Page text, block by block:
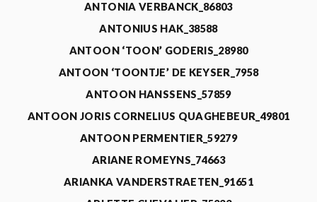
ANTONIA VERBANCK_86803
ANTONIUS HAK_38588
ANTOON ‘TOON’ GODERIS_28980
ANTOON ‘TOONTJE’ DE KEYSER_7958
ANTOON HANSSENS_57859
ANTOON JORIS CORNELIUS QUAGHEBEUR_49801
ANTOON PERMENTIER_59279
ARIANE ROMEYNS_74663
ARIANKA VANDERSTRAETEN_91651